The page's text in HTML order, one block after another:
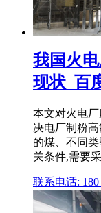
我国火
现状_百
本文对火电
决电厂制粉
的煤、不同
关条件,需要
联系电话: 180